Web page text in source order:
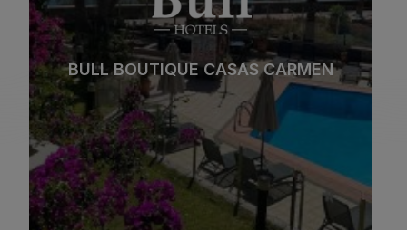
BULL BOUTIQUE CASAS CARMEN
Strand Spa
All Inclusive
Adults Only Familien
Siehe hotel